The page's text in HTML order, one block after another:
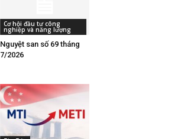
Cơ hội đầu tư công
nghiệp và năng lượng
Nguyệt san số 69 tháng
7/2026